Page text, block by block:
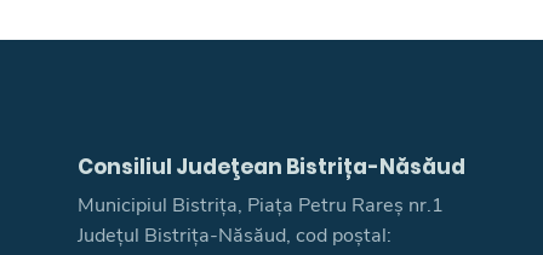
Consiliul Judeţean Bistrița-Năsăud
Municipiul Bistrița, Piața Petru Rareș nr.1
Județul Bistrița-Năsăud, cod poștal: